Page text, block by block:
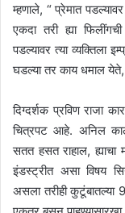
म्हणाले, “ प्रेमात
एकदा तरी ह्या
पडल्यावर त्या व्यक्तिला
घडल्या तर काय धमाल येते,
दिग्दर्शक प्रविण राजा
चित्रपट आहे. अनिल
सतत हसत राहाल, ह्याचा
इंडस्ट्रीत असा विषय
असला तरीही कुटूंबातल्या